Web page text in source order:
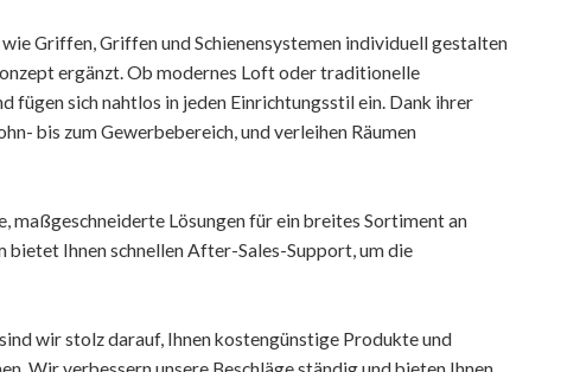
Griffen, Griffen und Schienensystemen individuell gestalten
ergänzt. Ob modernes Loft oder traditionelle
fügen sich nahtlos in jeden Einrichtungsstil ein. Dank ihrer
bis zum Gewerbebereich, und verleihen Räumen
maßgeschneiderte Lösungen für ein breites Sortiment an
bietet Ihnen schnellen After-Sales-Support, um die
sind wir stolz darauf, Ihnen kostengünstige Produkte und